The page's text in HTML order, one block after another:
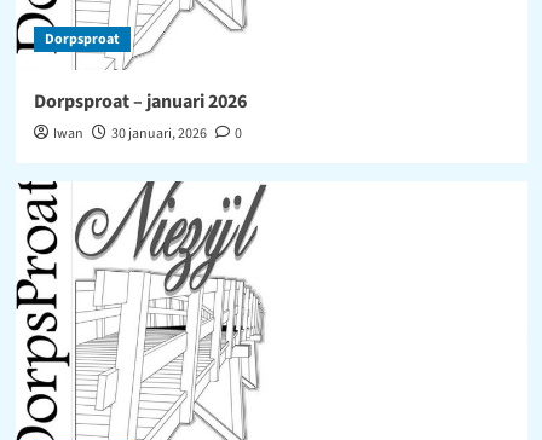
Dorpsproat
Dorpsproat – januari 2026
Iwan 30 januari, 2026 0